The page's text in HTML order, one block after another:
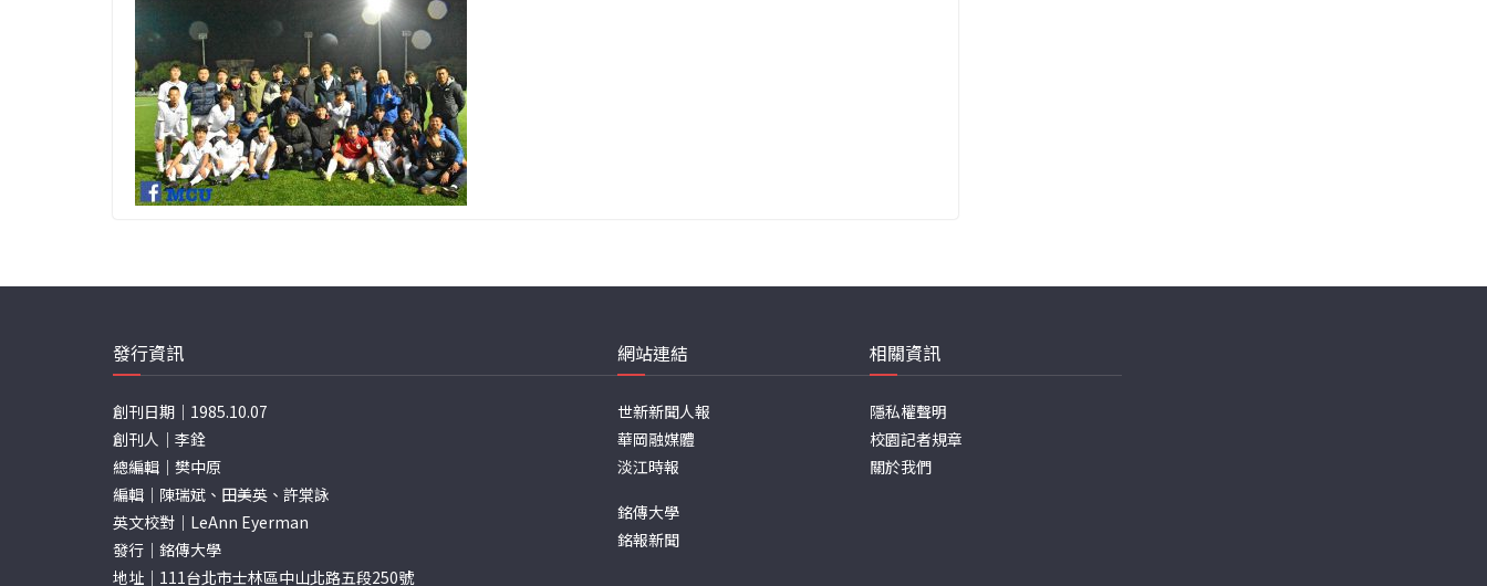
發行資訊
創刊日期｜1985.10.07
創刊人｜李銓
總編輯｜樊中原
編輯｜陳瑞斌、田美英、許棠詠
英文校對｜LeAnn Eyerman
發行｜銘傳大學
地址｜111台北市士林區中山北路五段250號
網站連結
世新新聞人報
華岡融媒體
淡江時報
銘傳大學
銘報新聞
相關資訊
隱私權聲明
校園記者規章
關於我們